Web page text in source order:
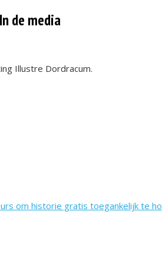
In de media
Illustre Dordracum.
om historie gratis toegankelijk te